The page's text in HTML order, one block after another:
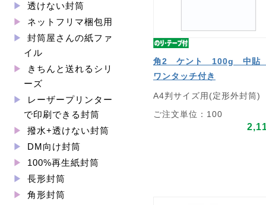
透けない封筒
ネットフリマ梱包用
封筒屋さんの紙ファ
イル
きちんと送れるシリ
ーズ
レーザープリンター
で印刷できる封筒
撥水+透けない封筒
DM向け封筒
100%再生紙封筒
長形封筒
角形封筒
角2 ケント 100g 中
ワンタッチ付き
A4判サイズ用(定形外封筒)
ご注文単位：100